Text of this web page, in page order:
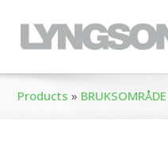
Products » BRUKSOMRÅDE